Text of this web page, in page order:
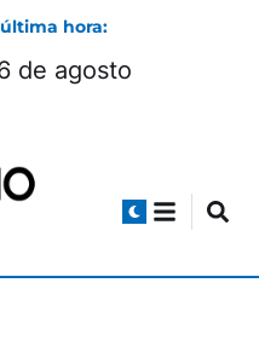
hora:
inspira a